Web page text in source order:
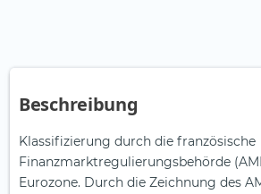
Beschreibung
Klassifizierung durch die französische
Finanzmarktregulierungsbehörde
Eurozone. Durch die Zeichnung des